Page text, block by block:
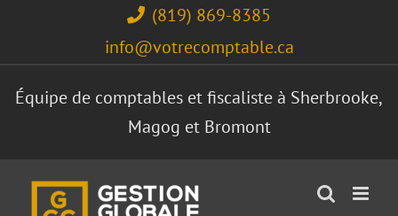
(819) 869-8385
info@votrecomptable.ca
Équipe de comptables et fiscaliste à Sherbrooke,
Magog et Bromont